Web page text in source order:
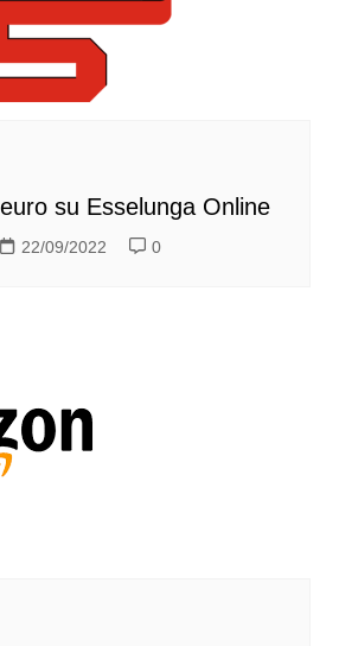
su Esselunga Online
22/09/2022 0